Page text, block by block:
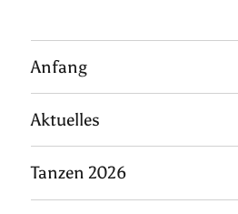
Anfang
Aktuelles
Tanzen 2026